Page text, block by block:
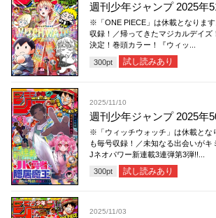
週刊少年ジャンプ 2025年
※「ONE PIECE」は休載となりま
収録！／帰ってきたマジカルデイズ
決定！巻頭カラー！『ウィッ...
300pt 試し読みあり
2025/11/10
週刊少年ジャンプ 2025年
※「ウィッチウォッチ」は休載とな
も毎号収録！／未知なる出会いがキ
Jネオパワー新連載3連弾第3弾!!...
300pt 試し読みあり
2025/11/03